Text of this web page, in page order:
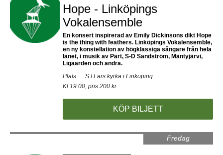
Hope - Linköpings
Vokalensemble
En konsert inspirerad av Emily Dickinsons dikt Hope
is the thing with feathers. Linköpings Vokalensemble,
en ny konstellation av högklassiga sångare från hela
länet, i musik av Pärt, S-D Sandström, Mäntyjärvi,
Ligaarden och andra.
Plats:
S:t Lars kyrka i Linköping
Kl 19:00, pris 200 kr
KÖP BILJETT
Fredag